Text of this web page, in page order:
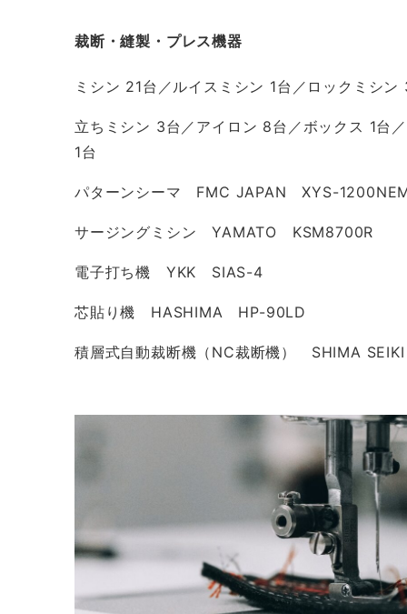
裁断・縫製・プレス機器
ミシン 21台／ルイスミシン 1台／ロックミシ
立ちミシン 3台／アイロン 8台／ボックス 1台
1台
パターンシーマ FMC JAPAN XYS-
サージングミシン YAMATO KSM8700R
電子打ち機 YKK SIAS-4
芯貼り機 HASHIMA HP-90LD
積層式自動裁断機（NC裁断機） SHIMA